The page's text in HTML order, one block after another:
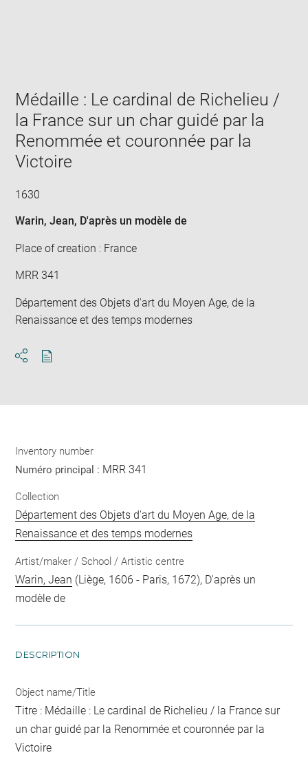
window
Médaille : Le cardinal de Richelieu /
la France sur un char guidé par la
Renommée et couronnée par la
Victoire
1630
Warin, Jean, D'après un modèle de
Place of creation : France
MRR 341
Département des Objets d'art du Moyen Age, de la
Renaissance et des temps modernes
Inventory number
Numéro principal : MRR 341
Collection
Département des Objets d'art du Moyen Age, de la
Renaissance et des temps modernes
Artist/maker / School / Artistic centre
Warin, Jean (Liège, 1606 - Paris, 1672), D'après un
modèle de
DESCRIPTION
Object name/Title
Titre : Médaille : Le cardinal de Richelieu / la France sur
un char guidé par la Renommée et couronnée par la
Victoire